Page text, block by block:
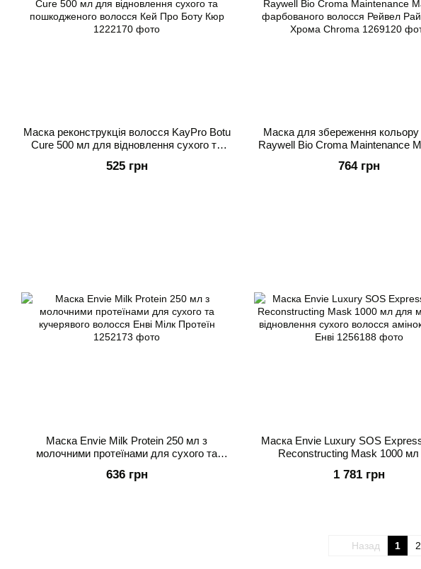
Маска реконструкція волосся KayPro Botu
Cure 500 мл для відновлення сухого та
525 грн
Маска для збереження
Raywell Bio Croma Maintenance
Хрома Chroma
764 грн
Маска Envie Milk Protein 250 мл з
молочними протеїнами для сухого та
636 грн
Маска Envie Luxury SOS
Reconstructing Mask 1000
амінокислотна Енві
1 781 грн
Назад 1 2